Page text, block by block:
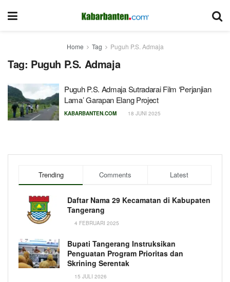
Home Tag Puguh P.S. Admaja
Tag: Puguh P.S. Admaja
Puguh P.S. Admaja Sutradarai Film ‘Perjanjian
Lama’ Garapan Elang Project
KABARBANTEN.COM 18 JUNI 2025
Trending Comments Latest
Daftar Nama 29 Kecamatan di Kabupaten
Tangerang
4 FEBRUARI 2025
Bupati Tangerang Instruksikan
Penguatan Program Prioritas dan
Skrining Serentak
15 JULI 2026